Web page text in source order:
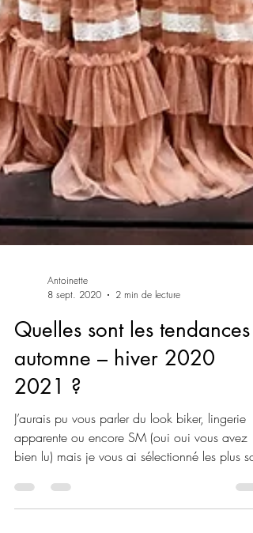
Antoinette
8 sept. 2020
2 min de lecture
Quelles sont les tendances
automne – hiver 2020
2021 ?
J’aurais pu vous parler du look biker, lingerie
apparente ou encore SM (oui oui vous avez